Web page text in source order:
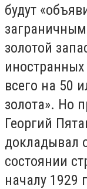
будут
золотой
иностранных
всего на 50
золота». Но
Георгий
докладывал
состоянии
началу 1929